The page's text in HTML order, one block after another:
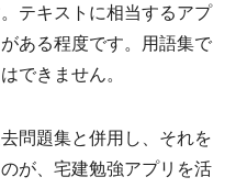
テキストに相当するアプ
ある程度です。用語集で
できません。
問題集と併用し、それを
が、宅建勉強アプリを活